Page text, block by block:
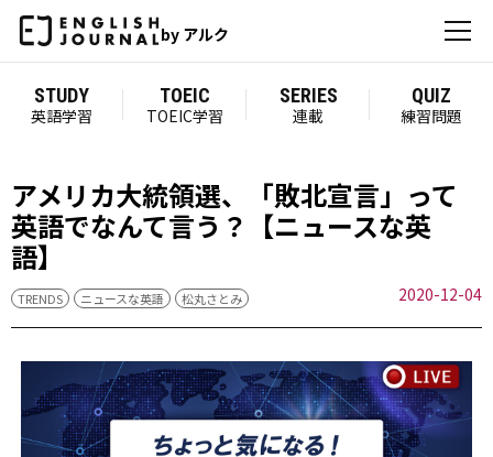
by アルク
STUDY
英語学習
TOEIC
TOEIC学習
SERIES
連載
QUIZ
練習問題
アメリカ大統領選、「敗北宣言」って
英語でなんて言う？【ニュースな英
語】
TRENDS ニュースな英語 松丸さとみ 2020-12-04